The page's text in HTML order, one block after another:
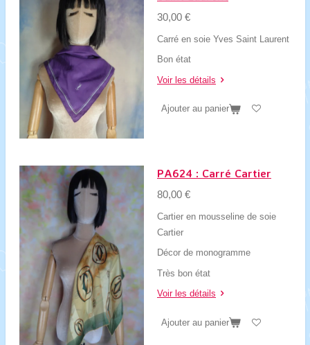
30,00 €
Carré en soie Yves Saint Laurent
Bon état
Voir les détails
Ajouter au panier
PA624 : Carré Cartier
80,00 €
Cartier en mousseline de soie
Cartier
Décor de monogramme
Très bon état
Voir les détails
Ajouter au panier